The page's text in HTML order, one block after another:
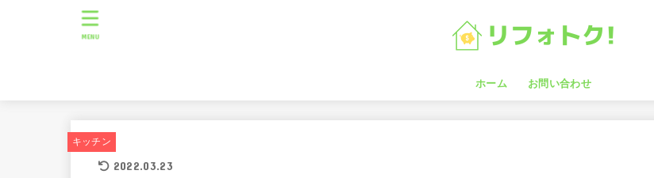
ホーム お問い合わせ
MENU
キッチン
2022.03.23